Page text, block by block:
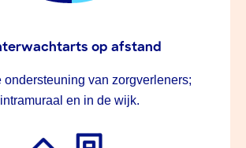
op afstand
ondersteuning van zorgverleners;
intramuraal en in de wijk.